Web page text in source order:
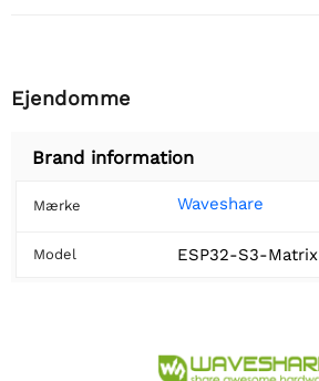
Ejendomme
Brand information
Mærke Waveshare
Model ESP32-S3-Matrix